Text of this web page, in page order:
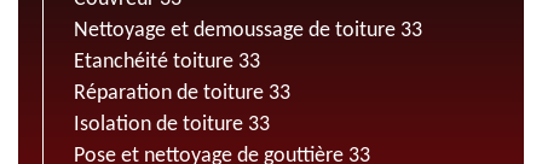
Nettoyage et demoussage de toiture 33
Etanchéité toiture 33
Réparation de toiture 33
Isolation de toiture 33
Pose et nettoyage de gouttière 33